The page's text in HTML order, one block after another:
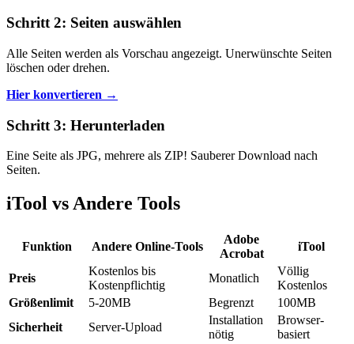
Schritt 2: Seiten auswählen
Alle Seiten werden als Vorschau angezeigt. Unerwünschte Seiten
löschen oder drehen.
Hier konvertieren →
Schritt 3: Herunterladen
Eine Seite als JPG, mehrere als ZIP! Sauberer Download nach
Seiten.
iTool vs Andere Tools
Funktion Andere Online-Tools
Adobe
Acrobat
iTool
Preis
Kostenlos bis
Kostenpflichtig
Monatlich
Völlig
Kostenlos
Größenlimit
5-20MB Begrenzt
100MB
Sicherheit
Server-Upload
Installation
nötig
Browser-
basiert